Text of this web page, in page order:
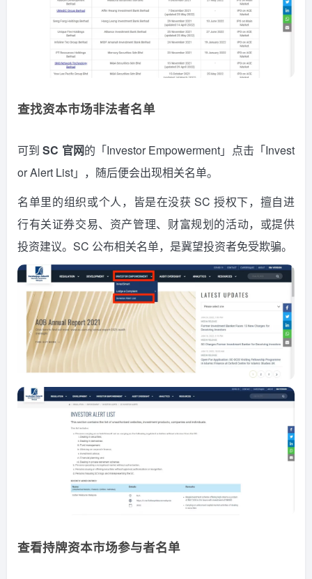
查找资本市场非法者名单
可到 SC 官网的「Investor Empowerment」点击「Invest
or Alert List」，随后便会出现相关名单。
名单里的组织或个人，皆是在没获 SC 授权下，擅自进
行有关证券交易、资产管理、财富规划的活动，或提供
投资建议。SC 公布相关名单，是冀望投资者免受欺骗。
查看持牌资本市场参与者名单